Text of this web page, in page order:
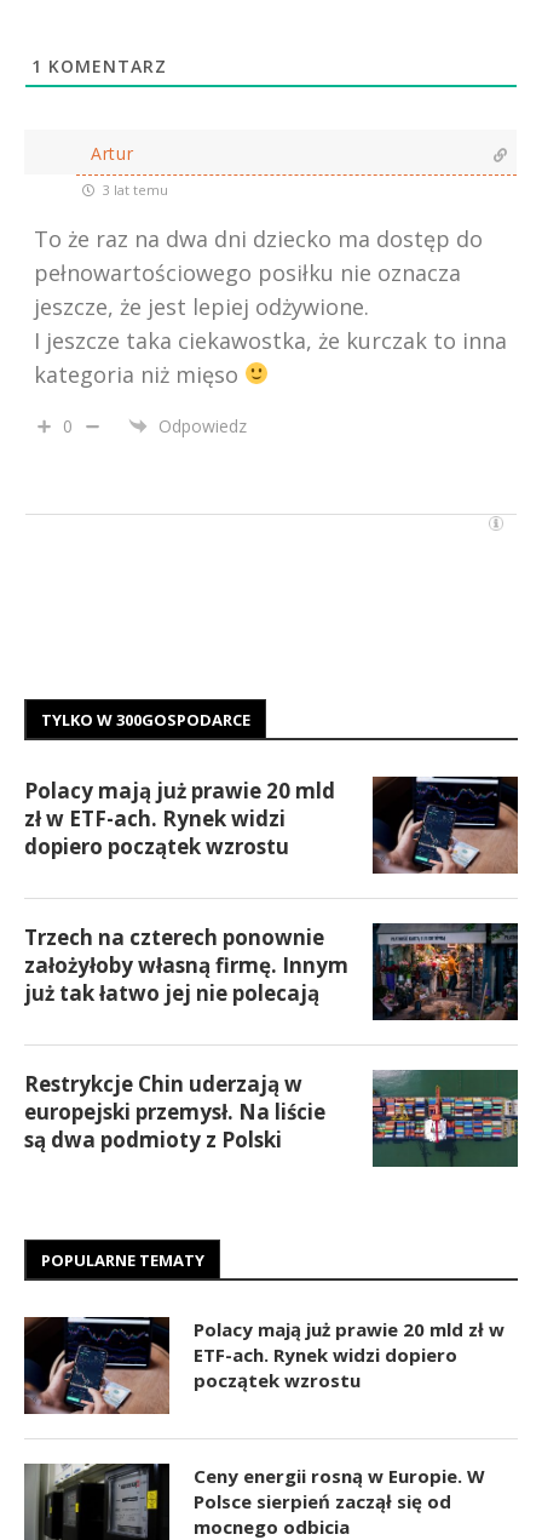
1 KOMENTARZ
Artur
3 lat temu
To że raz na dwa dni dziecko ma dostęp do
pełnowartościowego posiłku nie oznacza
jeszcze, że jest lepiej odżywione.
I jeszcze taka ciekawostka, że kurczak to inna
kategoria niż mięso
0 Odpowiedz
TYLKO W 300GOSPODARCE
Polacy mają już prawie 20 mld
zł w ETF-ach. Rynek widzi
dopiero początek wzrostu
Trzech na czterech ponownie
założyłoby własną firmę. Innym
już tak łatwo jej nie polecają
Restrykcje Chin uderzają w
europejski przemysł. Na liście
są dwa podmioty z Polski
POPULARNE TEMATY
Polacy mają już prawie 20 mld zł w
ETF-ach. Rynek widzi dopiero
początek wzrostu
Ceny energii rosną w Europie. W
Polsce sierpień zaczął się od
mocnego odbicia